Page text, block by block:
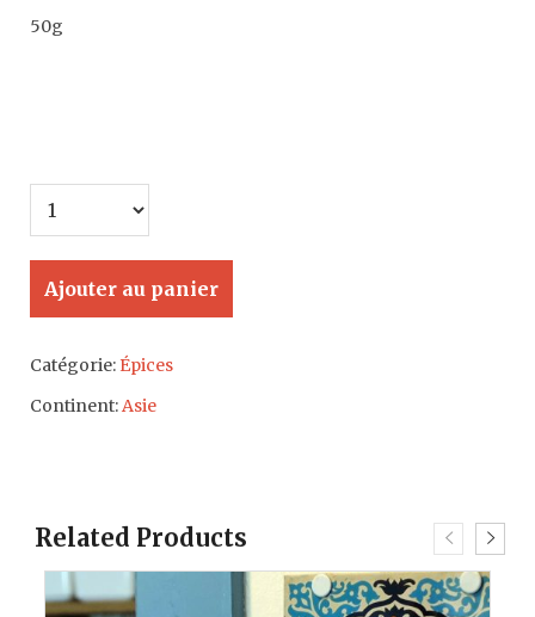
50g
Ajouter au panier
Catégorie: Épices
Continent:Asie
Related Products